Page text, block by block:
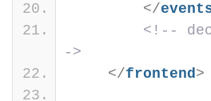
</
<!--
->
</frontend>